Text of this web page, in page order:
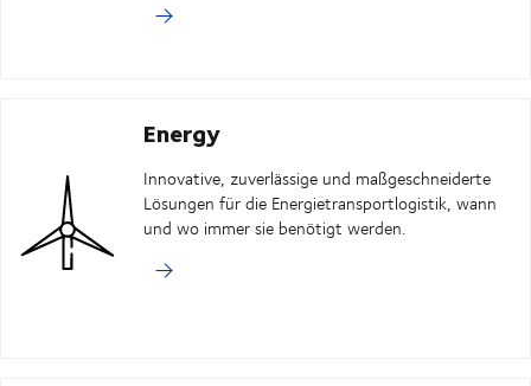
Energy
Innovative, zuverlässige und maßgeschneiderte
Lösungen für die Energietransportlogistik, wann
und wo immer sie benötigt werden.